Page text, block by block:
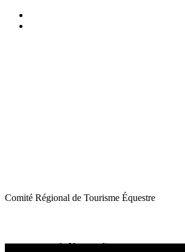
Comité Régional de Tourisme Équestre
de Normandie